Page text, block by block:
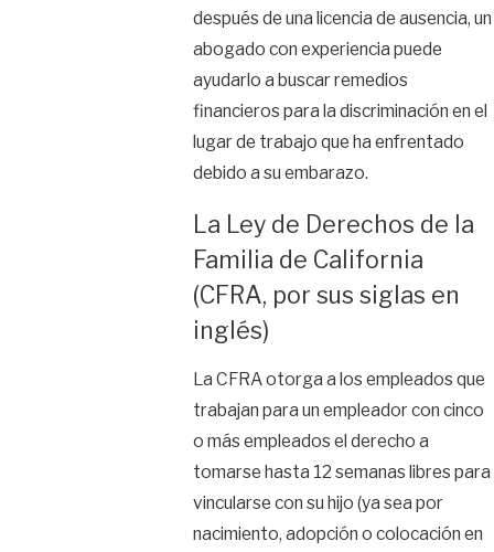
después de una licencia de ausencia, un
abogado con experiencia puede
ayudarlo a buscar remedios
financieros para la discriminación en el
lugar de trabajo que ha enfrentado
debido a su embarazo.
La Ley de Derechos de la
Familia de California
(CFRA, por sus siglas en
inglés)
La CFRA otorga a los empleados que
trabajan para un empleador con cinco
o más empleados el derecho a
tomarse hasta 12 semanas libres para
vincularse con su hijo (ya sea por
nacimiento, adopción o colocación en